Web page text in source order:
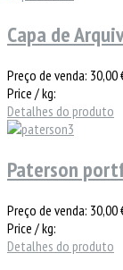
Capa de
Preço de venda: 30,00
Price / kg:
Detalhes do produto
Paterson
Preço de venda: 30,00
Price / kg:
Detalhes do produto